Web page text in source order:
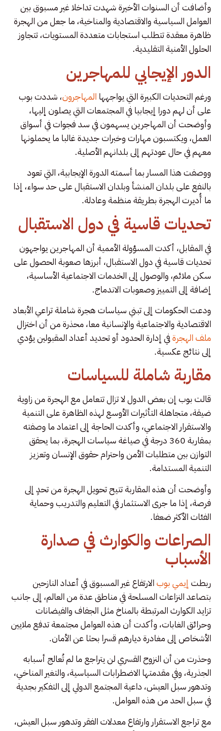
وأضافت أن السنوات الأخيرة شهدت تداخلا غير مسبوق بين
العوامل السياسية والاقتصادية والمناخية، ما جعل من الهجرة
ظاهرة معقدة تتطلب استجابات متعددة المستويات، تتجاوز
الحلول الأمنية التقليدية.
الدور الإيجابي للمهاجرين
ورغم التحديات الكبيرة التي يواجهها المهاجرون، شددت بوب
على أن لهم دورا إيجابيا في المجتمعات التي يصلون إليها،
وأوضحت أن المهاجرين يسهمون في سد فجوات في أسواق
العمل، ويكتسبون مهارات وخبرات جديدة غالبا ما يحملونها
معهم في حال عودتهم إلى بلدانهم الأصلية.
ووصفت هذا المسار بما أسمته الدورة الإيجابية، التي تعود
بالنفع على بلدان المنشأ وبلدان الاستقبال على حد سواء، إذا
ما أُديرت الهجرة بطريقة منظمة وعادلة.
تحديات قاسية في دول الاستقبال
في المقابل، أكدت المسؤولة الأممية أن المهاجرين يواجهون
تحديات قاسية في دول الاستقبال، أبرزها صعوبة الحصول على
سكن ملائم، والوصول إلى الخدمات الاجتماعية الأساسية،
إضافة إلى التمييز وصعوبات الاندماج.
ودعت الحكومات إلى تبني سياسات هجرة شاملة تراعي الأبعاد
الاقتصادية والاجتماعية والإنسانية معا، محذرة من أن اختزال
ملف الهجرةفي إدارة الحدود أو تحديد أعداد المقبولين يؤدي
إلى نتائج عكسية.
مقاربة شاملة للسياسات
قالت بوب إن بعض الدول لا تزال تتعامل مع الهجرة من زاوية
ضيقة، متجاهلة التأثيرات الأوسع لهذه الظاهرة على التنمية
والاستقرار الاجتماعي، وأكدت الحاجة إلى اعتماد ما وصفته
بمقاربة 360 درجة في صياغة سياسات الهجرة، بما يحقق
التوازن بين متطلبات الأمن واحترام حقوق الإنسان وتعزيز
التنمية المستدامة.
وأوضحت أن هذه المقاربة تتيح تحويل الهجرة من تحدٍ إلى
فرصة، إذا ما جرى الاستثمار في التعليم والتدريب وحماية
الفئات الأكثر ضعفا.
الصراعات والكوارث في صدارة
الأسباب
ربطت إيمي بوبالارتفاع غير المسبوق في أعداد النازحين
بتصاعد النزاعات المسلحة في مناطق عدة من العالم، إلى جانب
تزايد الكوارث المرتبطة بالمناخ مثل الجفاف والفيضانات
وحرائق الغابات، وأكدت أن هذه العوامل مجتمعة تدفع ملايين
الأشخاص إلى مغادرة ديارهم قسرا بحثا عن الأمان.
وحذرت من أن النزوح القسري لن يتراجع ما لم تُعالج أسبابه
الجذرية، وفي مقدمتها الاضطرابات السياسية، والتغير المناخي،
وتدهور سبل العيش، داعية المجتمع الدولي إلى التفكير بجدية
في سبل الحد من هذه العوامل.
مع تراجع الاستقرار وارتفاع معدلات الفقر وتدهور سبل العيش،